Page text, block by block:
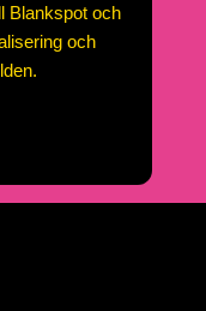
Blankspot och
och